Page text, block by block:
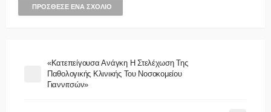
ΠΡΌΣΘΕΣΕ ΈΝΑ ΣΧΌΛΙΟ
«Κατεπείγουσα Ανάγκη Η Στελέχωση Της
Παθολογικής Κλινικής Του Νοσοκομείου
Γιαννιτσών»